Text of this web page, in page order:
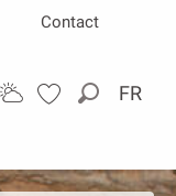
FR
Contact